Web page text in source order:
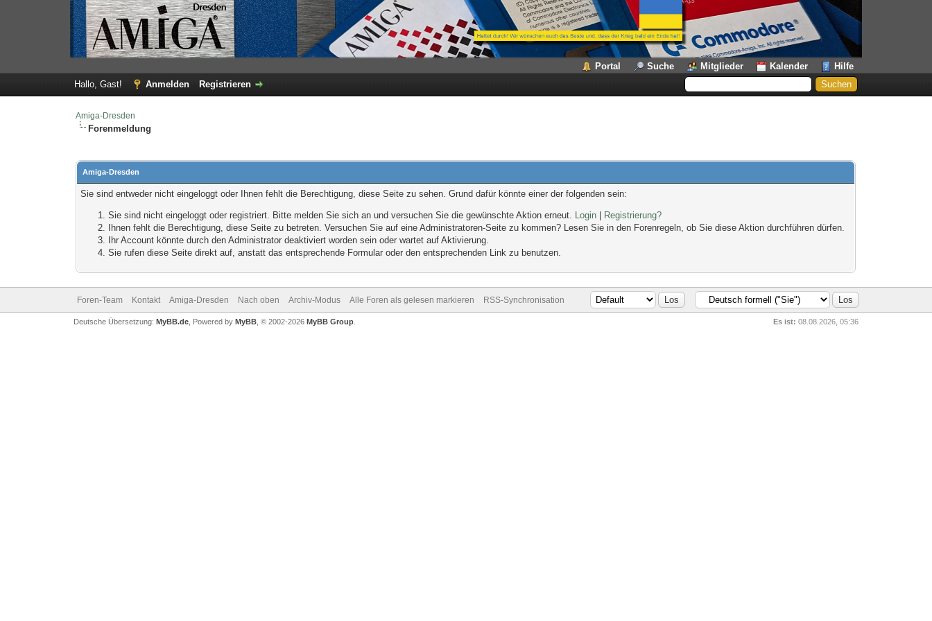
Portal Suche Mitglieder Kalender
Hilfe
Hallo, Gast!
Anmelden Registrieren
Amiga-Dresden
Forenmeldung
Amiga-Dresden
Sie sind entweder nicht eingeloggt oder Ihnen fehlt die Berechtigung, diese Seite zu sehen. Grund dafür könnte einer der folgenden sein:
Sie sind nicht eingeloggt oder registriert. Bitte melden Sie sich an und versuchen Sie die gewünschte Aktion erneut. Login
Registrierung?
Ihnen fehlt die Berechtigung, diese Seite zu betreten. Versuchen Sie auf eine Administratoren-Seite zu kommen? Lesen Sie in den Forenregeln, ob Sie diese Aktion durchführen dürfen.
Ihr Account könnte durch den Administrator deaktiviert worden sein oder wartet auf Aktivierung.
Sie rufen diese Seite direkt auf, anstatt das entsprechende Formular oder den entsprechenden Link zu benutzen.
Foren-Team Kontakt Amiga-Dresden Nach oben Archiv-Modus Alle Foren als gelesen markieren RSS-Synchronisation
Es ist: 08.08.2026, 05:36
Deutsche Übersetzung: MyBB.de, Powered by MyBB, © 2002-2026 MyBB Group.